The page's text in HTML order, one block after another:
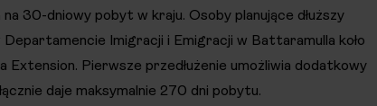
30-dniowy pobyt w kraju. Osoby planujące dłuższy
Imigracji i Emigracji w Battaramulla koło
Pierwsze przedłużenie umożliwia dodatkowy
daje maksymalnie 270 dni pobytu.